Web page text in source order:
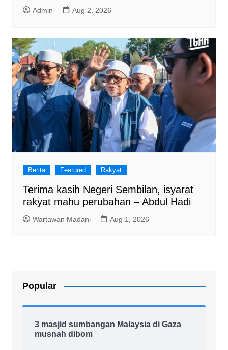
Admin Aug 2, 2026
Berita Featured Rakyat
Terima kasih Negeri Sembilan, isyarat
rakyat mahu perubahan – Abdul Hadi
Wartawan Madani Aug 1, 2026
Popular
3 masjid sumbangan Malaysia di Gaza
musnah dibom